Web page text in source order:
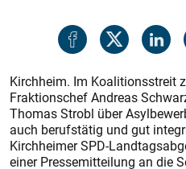
Kirchheim. Im Koalitionsstreit
Fraktionschef Andreas
Thomas Strobl über
auch berufstätig und gut
Kirchheimer SPD-
einer Pressemitteilung an die